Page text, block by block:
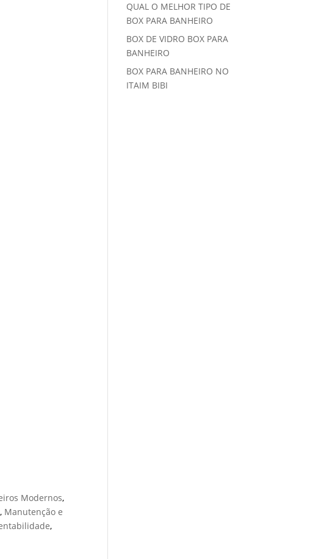
Modernos,
, Manutenção e
,
QUAL O MELHOR TIPO DE
BOX PARA BANHEIRO
BOX DE VIDRO BOX PARA
BANHEIRO
BOX PARA BANHEIRO NO
ITAIM BIBI